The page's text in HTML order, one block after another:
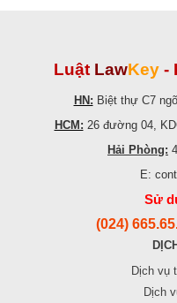
Luật LawKey -
HN: Biệt thự C7
HCM: 26 đường 04,
Hải Phòng:
E:
Sử
(024)
Dịch vụ
Dịch